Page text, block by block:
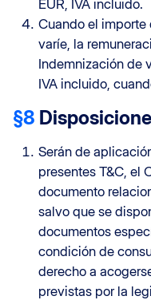
EUR, IVA incluido.
Cuando el
varíe, la
Indemnización de
IVA incluido,
§8
Serán de
presentes T&C, el
documento
salvo que se
documentos
condición de
derecho a
previstas por la